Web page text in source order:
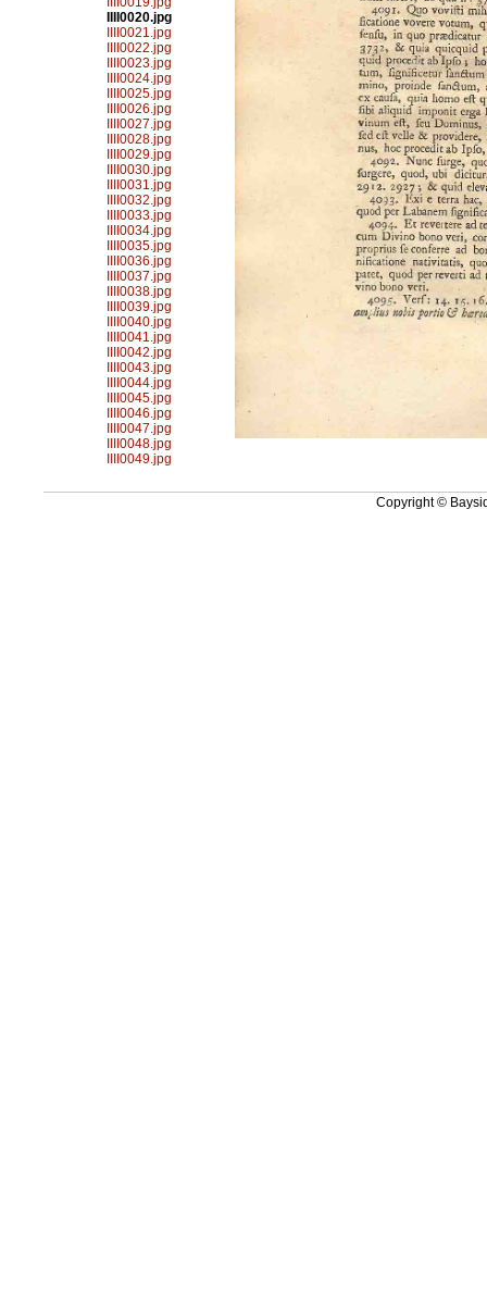
IIII0020.jpg
IIII0021.jpg
IIII0022.jpg
IIII0023.jpg
IIII0024.jpg
IIII0025.jpg
IIII0026.jpg
IIII0027.jpg
IIII0028.jpg
IIII0029.jpg
IIII0030.jpg
IIII0031.jpg
IIII0032.jpg
IIII0033.jpg
IIII0034.jpg
IIII0035.jpg
IIII0036.jpg
IIII0037.jpg
IIII0038.jpg
IIII0039.jpg
IIII0040.jpg
IIII0041.jpg
IIII0042.jpg
IIII0043.jpg
IIII0044.jpg
IIII0045.jpg
IIII0046.jpg
IIII0047.jpg
IIII0048.jpg
IIII0049.jpg
Copyright ©